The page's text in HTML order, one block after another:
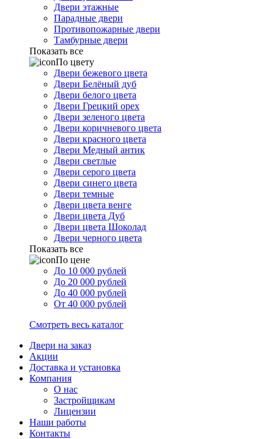
Двери этажные
Парадные двери
Противопожарные двери
Тамбурные двери
Показать все
По цвету
Двери бежевого цвета
Двери Белёный дуб
Двери белого цвета
Двери Грецкий орех
Двери зеленого цвета
Двери коричневого цвета
Двери красного цвета
Двери Медный антик
Двери светлые
Двери серого цвета
Двери синего цвета
Двери темные
Двери цвета венге
Двери цвета Дуб
Двери цвета Шоколад
Двери черного цвета
Показать все
По цене
До 10 000 рублей
До 20 000 рублей
До 40 000 рублей
От 40 000 рублей
Смотреть весь каталог
Двери на заказ
Акции
Доставка и установка
Компания
О нас
Застройщикам
Лицензии
Наши работы
Контакты